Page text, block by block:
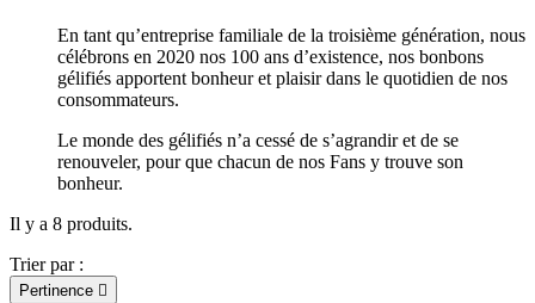
En tant qu’entreprise familiale de la troisième génération, nous
célébrons en 2020 nos 100 ans d’existence, nos bonbons
gélifiés apportent bonheur et plaisir dans le quotidien de nos
consommateurs.
Le monde des gélifiés n’a cessé de s’agrandir et de se
renouveler, pour que chacun de nos Fans y trouve son
bonheur.
Il y a 8 produits.
Trier par :
Pertinence 